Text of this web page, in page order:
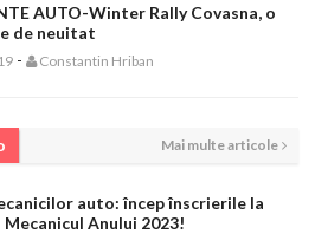
AUTO-Winter Rally Covasna, o
de neuitat
- Constantin Hriban
Mai multe articole
auto: încep înscrierile la
Mecanicul Anului 2023!